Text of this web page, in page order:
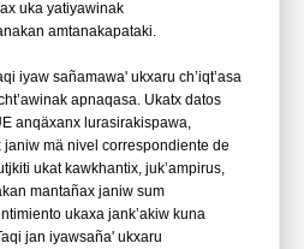
Jiskt’añani
uka yatiyawinak
amtanakapataki.
iyaw sañamawa' ukxaru ch’iqt’asa
apnaqasa. Ukatx datos
anqäxanx lurasirakispawa,
mä nivel correspondiente de
ukat kawkhantix, juk’ampirus,
mantañax janiw sum
ukaxa jank’akiw kuna
jan iyawsaña' ukxaru